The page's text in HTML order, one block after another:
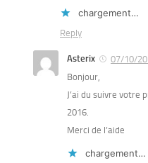
chargement…
Reply
Asterix
07/10/
Bonjour,
J’ai du suivre votre
2016.
Merci de l’aide
chargement…